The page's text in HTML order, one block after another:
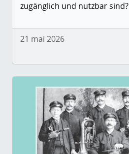
zugänglich und nutzbar sind?
21 mai 2026